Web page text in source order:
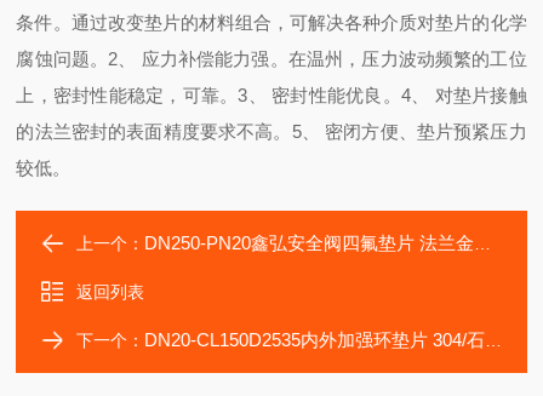
条件。通过改变垫片的材料组合，可解决各种介质对垫片的化学
腐蚀问题。2、 应力补偿能力强。在温州，压力波动频繁的工位
上，密封性能稳定，可靠。3、 密封性能优良。4、 对垫片接触
的法兰密封的表面精度要求不高。5、 密闭方便、垫片预紧压力
较低。
上一个： DN250-PN20鑫弘安全阀四氟垫片 法兰金属缠绕垫
返回列表
下一个： DN20-CL150D2535内外加强环垫片 304/石墨缠绕垫片